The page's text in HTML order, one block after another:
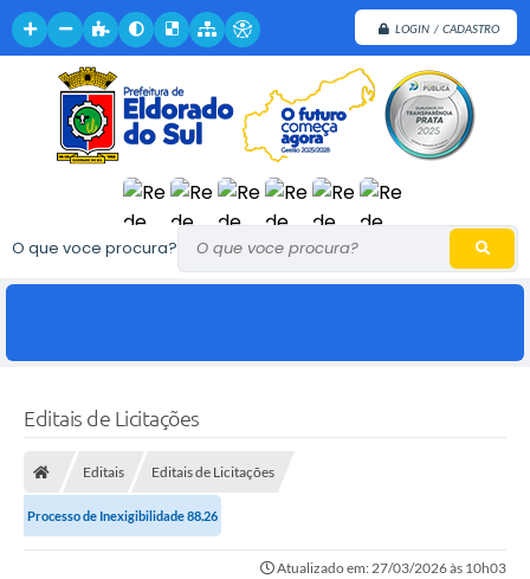
LOGIN / CADASTRO
O que voce procura?
Editais de Licitações
Editais Editais de Licitações
Processo de Inexigibilidade 88.26
Atualizado em: 27/03/2026 às 10h03